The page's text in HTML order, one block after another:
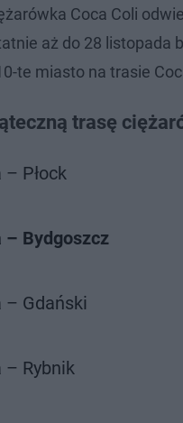
Coca Coli
aż do 28 listopada
te miasto na trasie
trasę
Płock
– Bydgoszcz
– Gdański
– Rybnik